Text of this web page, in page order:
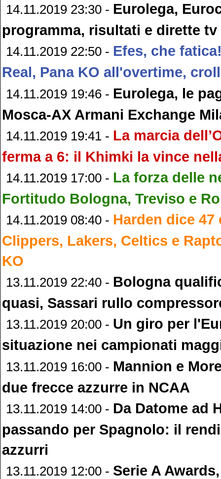
14.11.2019 23:30 - Eurolega,
programma, risultati e dirette tv
14.11.2019 22:50 - Efes, che
Real, Pana KO all'overtime,
14.11.2019 19:46 - Eurolega, le
Mosca-AX Armani Exchange
14.11.2019 19:41 - La marcia
ferma a 6: il Khimki la vince
14.11.2019 17:00 - La forza delle
Fortitudo Bologna, Treviso e
14.11.2019 08:40 - Harden dice 47
Clippers, Lakers, Celtics e
KO
13.11.2019 22:40 - Bologna
quasi, Sassari rullo
13.11.2019 20:00 - Un giro per
situazione nei campionati
13.11.2019 16:00 - Mannion e
due frecce azzurre in NCAA
13.11.2019 14:00 - Da Datome ad
passando per Spagnolo: il
azzurri
13.11.2019 12:00 - Serie A